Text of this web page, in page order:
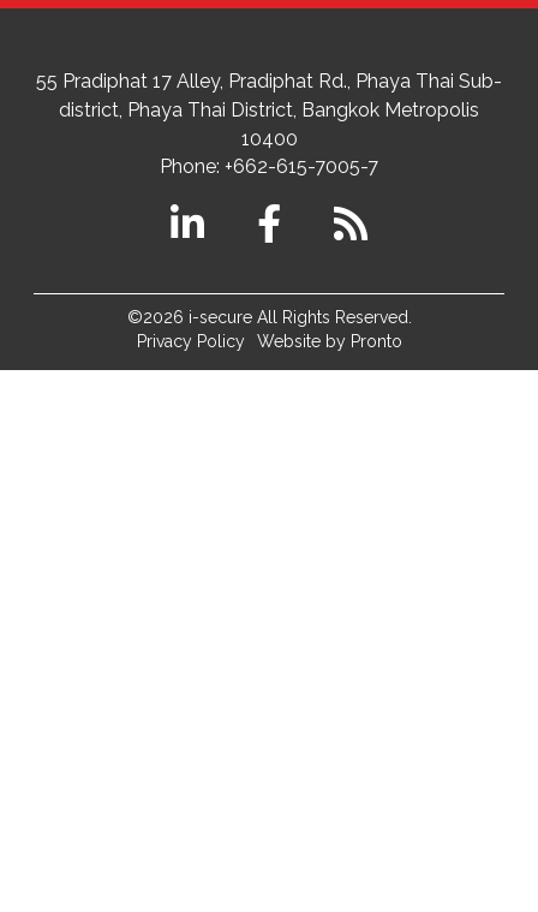
55 Pradiphat 17 Alley, Pradiphat Rd., Phaya Thai Sub-
district Phaya Thai District, Bangkok Metropolis
10400
Phone: +662-615-7005-7
©2026 i-secure All Rights Reserved.
Privacy Policy
Website by Pronto